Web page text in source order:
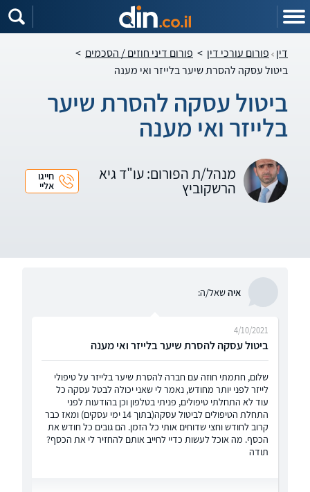
דין פורום עורכי דין > פורום דיני חוזים / הסכמים >
ביטול עסקה להסרת שיער בלייזר ואי מענה
ביטול עסקה להסרת שיער
בלייזר ואי מענה
מנהל/ת הפורום: עו"ד גיא
הרשקוביץ
חייגו
אליי
איהשאל/ה:
ביטול עסקה להסרת שיער בלייזר ואי מענה
4/10/2021
שלום, חתמתי חוזה עם חברה להסרת שיער בלייזר על טיפולי
לייזר לפני יותר מחודש, נאמר לי שאני יכולה לבטל עסקה כל
עוד לא התחלתי טיפולים, פניתי בטלפון וכן בהודעות לפני
התחלת הטיפולים לביטול עסקה(בתוך 14 ימי עסקים) ומאז כבר
קרוב לחודש וחצי שדוחים אותי כל הזמן. הם גובים כל חודש את
הכסף. מה אוכל לעשות כדיי לחייב אותם להחזיר לי את הכסף?
תודה